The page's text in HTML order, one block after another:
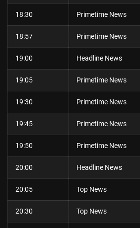
18:30 Primetime News
18:57 Primetime News
19:00 Headline News
19:05 Primetime News
19:30 Primetime News
19:45 Primetime News
19:50 Primetime News
20:00 Headline News
20:05 Top News
20:30 Top News